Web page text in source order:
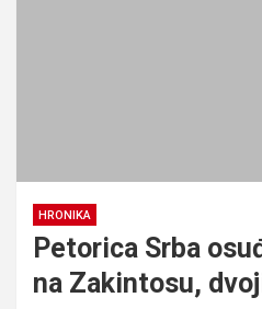
HRONIKA
Petorica Srba
na Zakintosu,